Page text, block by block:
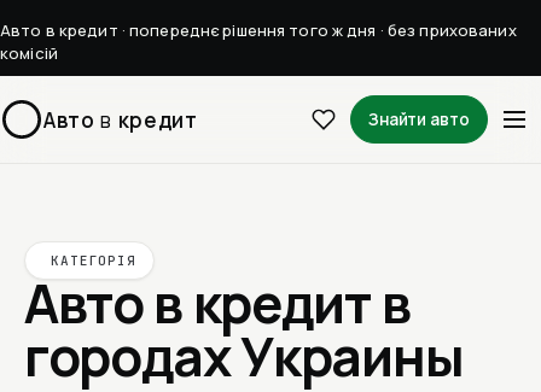
Авто в кредит · попереднє рішення того ж дня · без прихованих
комісій
Авто в кредит Знайти авто
КАТЕГОРІЯ
Авто в кредит в
городах Украины